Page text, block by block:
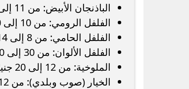
الباذنجان الأبيض: من 11 إلى 15 جنيهًا
الفلفل الرومي: من 10 إلى 20 جنيهًا
الفلفل الحامي: من 8 إلى 14 جنيهًا
الفلفل الألوان: من 30 إلى 60 جنيهًا
الملوخية: من 12 إلى 20 جنيهًا
الخيار (صوب وبلدي): من 12 إلى 20 جنيهًا